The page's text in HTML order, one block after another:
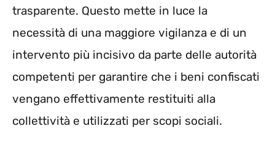
trasparente. Questo mette in luce la
necessità di una maggiore vigilanza e di un
intervento più incisivo da parte delle autorità
competenti per garantire che i beni confiscati
vengano effettivamente restituiti alla
collettività e utilizzati per scopi sociali.